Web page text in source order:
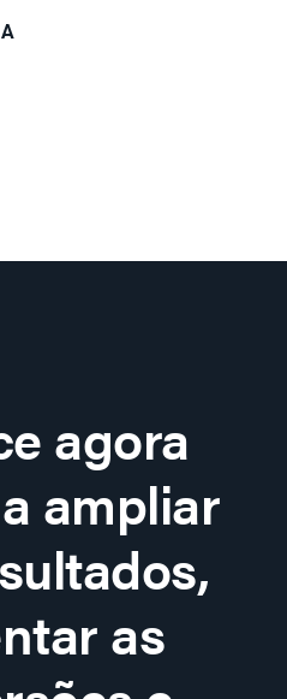
agora
ampliar
as